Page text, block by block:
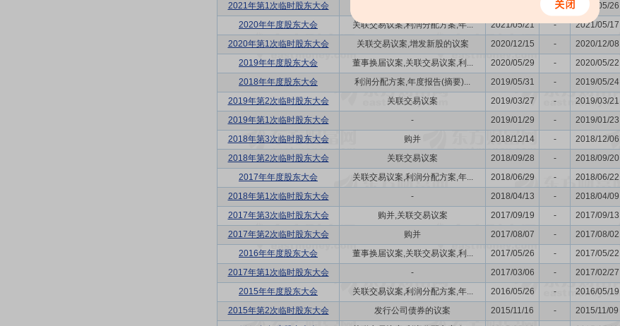
2021年第1次临时股东大会
- 2021/05/26
2020年年度股东大会
关联交易议案,利润分配方案,年... 2021/05/21 - 2021/05/17
2020年第1次临时股东大会
关联交易议案,增发新股的议案 2020/12/15 - 2020/12/08
2019年年度股东大会
董事换届议案,关联交易议案,利... 2020/05/29 - 2020/05/22
2018年年度股东大会
利润分配方案,年度报告(摘要)... 2019/05/31 - 2019/05/24
2019年第2次临时股东大会
关联交易议案 2019/03/27 - 2019/03/21
2019年第1次临时股东大会
- 2019/01/29 - 2019/01/23
2018年第3次临时股东大会
购并 2018/12/14 - 2018/12/06
2018年第2次临时股东大会
关联交易议案 2018/09/28 - 2018/09/20
2017年年度股东大会
关联交易议案,利润分配方案,年... 2018/06/29 - 2018/06/22
2018年第1次临时股东大会
- 2018/04/13 - 2018/04/09
2017年第3次临时股东大会
购并,关联交易议案 2017/09/19 - 2017/09/13
2017年第2次临时股东大会
购并 2017/08/07 - 2017/08/02
2016年年度股东大会
董事换届议案,关联交易议案,利... 2017/05/26 - 2017/05/22
2017年第1次临时股东大会
- 2017/03/06 - 2017/02/27
2015年年度股东大会
关联交易议案,利润分配方案,年... 2016/05/26 - 2016/05/19
2015年第2次临时股东大会
发行公司债券的议案 2015/11/16 - 2015/11/09